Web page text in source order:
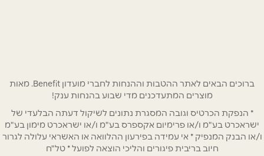
נושא*
אנא חזרו אלי בקשר ל...
ברוכים הבאים לאתר ההטבות וההנחות לחברי מועדון Benefit. מאות
מוצרים המתעדכנים מדי שבוע בהנחות ענק!
* הנפקת הכרטיס וגובה המסגרת נתונים לשיקול דעתה הבלעדי של
ישראכרט בע"מ ו/או פרימיום אקספרס בע"מ ו/או ישראכרט מימון בע"מ
ו/או הבנק המנפיק * אי עמידה בפירעון ההלוואה או האשראי עלולה לגרור
חיוב בריבית פיגורים והליכי הוצאה לפועל * טל"ח